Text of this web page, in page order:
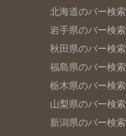
北海道のバー検索
岩手県のバー検索
秋田県のバー検索
福島県のバー検索
栃木県のバー検索
山梨県のバー検索
新潟県のバー検索